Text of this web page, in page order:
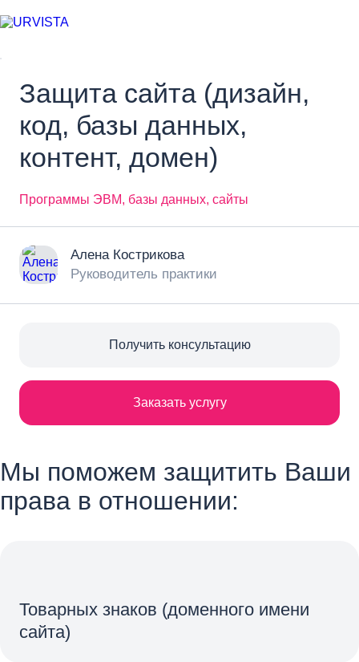
Защита сайта (дизайн,
код, базы данных,
контент, домен)
Программы ЭВМ, базы данных, сайты
Алена Кострикова
Руководитель практики
Получить консультацию
Заказать услугу
Мы поможем защитить Ваши
права в отношении:
Товарных знаков (доменного имени
сайта)